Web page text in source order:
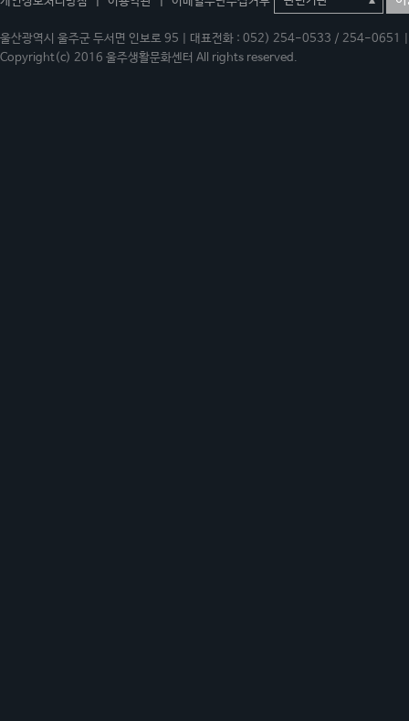
울산광역시 울주군 두서면 인보로 95 | 대표전화 : 052) 254-0533 / 254-
Copyright(c) 2016 울주생활문화센터 All rights reserved.